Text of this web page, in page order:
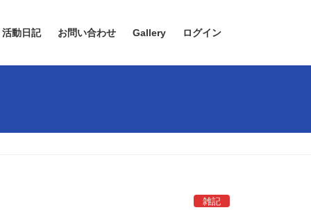
活動日記 お問い合わせ Gallery ログイン
雑記